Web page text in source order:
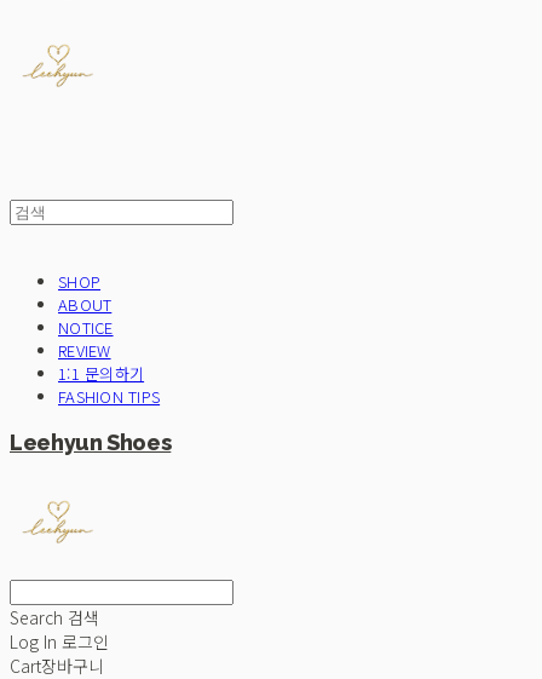
SHOP
ABOUT
NOTICE
REVIEW
1:1 문의하기
FASHION TIPS
Leehyun Shoes
Search 검색
Log In 로그인
Cart장바구니